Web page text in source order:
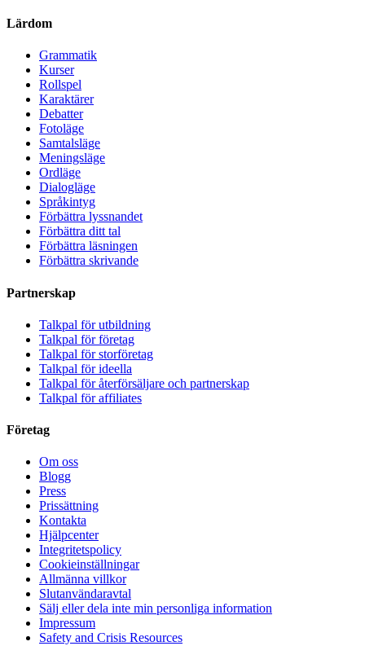
Lärdom
Grammatik
Kurser
Rollspel
Karaktärer
Debatter
Fotoläge
Samtalsläge
Meningsläge
Ordläge
Dialogläge
Språkintyg
Förbättra lyssnandet
Förbättra ditt tal
Förbättra läsningen
Förbättra skrivande
Partnerskap
Talkpal för utbildning
Talkpal för företag
Talkpal för storföretag
Talkpal för ideella
Talkpal för återförsäljare och partnerskap
Talkpal för affiliates
Företag
Om oss
Blogg
Press
Prissättning
Kontakta
Hjälpcenter
Integritetspolicy
Cookieinställningar
Allmänna villkor
Slutanvändaravtal
Sälj eller dela inte min personliga information
Impressum
Safety and Crisis Resources